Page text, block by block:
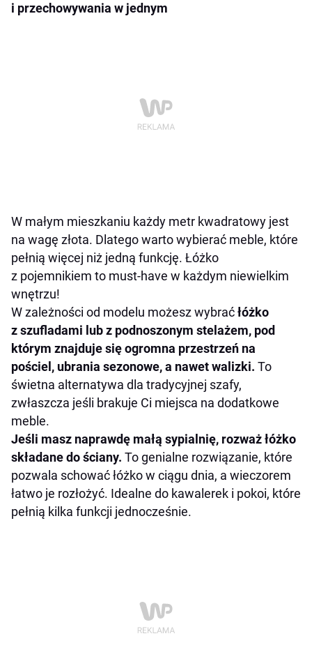
i przechowywania w jednym
W małym mieszkaniu każdy metr kwadratowy jest
na wagę złota. Dlatego warto wybierać meble, które
pełnią więcej niż jedną funkcję. Łóżko
z pojemnikiem to must-have w każdym niewielkim
wnętrzu!
W zależności od modelu możesz wybraćłóżko
z szufladami lub z podnoszonym stelażem, pod
którym znajduje się ogromna przestrzeń na
pościel, ubrania sezonowe, a nawet walizki. To
świetna alternatywa dla tradycyjnej szafy,
zwłaszcza jeśli brakuje Ci miejsca na dodatkowe
meble.
Jeśli masz naprawdę małą sypialnię, rozważ łóżko
składane do ściany. To genialne rozwiązanie, które
pozwala schować łóżko w ciągu dnia, a wieczorem
łatwo je rozłożyć. Idealne do kawalerek i pokoi, które
pełnią kilka funkcji jednocześnie.